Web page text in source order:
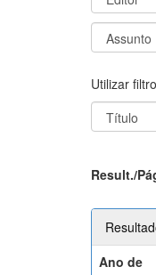
Utilizar
Result./
Ano de